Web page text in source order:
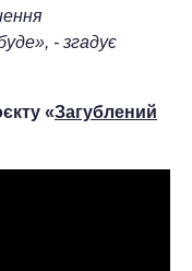
- згадує
«Загублений